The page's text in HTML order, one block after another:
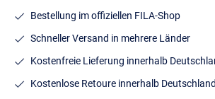
Bestellung im offiziellen FILA-Shop
Schneller Versand in mehrere Länder
Kostenfreie Lieferung innerhalb
Kostenlose Retoure innerhalb